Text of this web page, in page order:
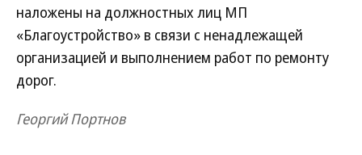
наложены на должностных лиц МП
«Благоустройство» в связи с ненадлежащей
организацией и выполнением работ по ремонту
дорог.
Георгий Портнов